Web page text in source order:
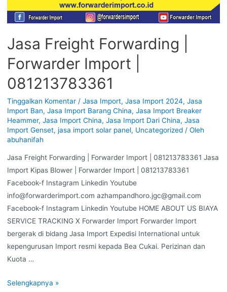
Jasa Freight Forwarding |
Forwarder Import |
081213783361
Tinggalkan Komentar / Jasa Import, Jasa Import 2024, Jasa
Import Ban, Jasa Import Barang China, Jasa Import Breaker
Heammer, Jasa Import China, Jasa Import Dari China, Jasa
Import Genset, jasa import solar panel, Uncategorized/ Oleh
abuhanifah
Jasa Freight Forwarding | Forwarder Import | 081213783361 Jasa
Import Kipas Blower | Forwarder Import | 081213783361
Facebook-f Instagram Linkedin Youtube
info@forwarderimport.com azhampandhoro.jgc@gmail.com
Facebook-f Instagram Linkedin Youtube HOME ABOUT US BIAYA
SERVICE TRACKING X Forwarder Import Forwarder Import
bergerak di bidang Jasa Import Expedisi International untuk
kepengurusan Import resmi kepada Bea Cukai. Perizinan dan
Kuota …
Selengkapnya »